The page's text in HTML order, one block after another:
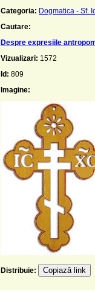
Categoria: Dogmatica - Sf.
Cautare:
Despre expresiile
Vizualizari: 1572
Id: 809
Imagine:
Distribuie: Copiază link